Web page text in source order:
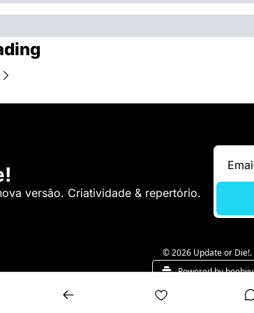
versão. Criatividade & repertório.
© 2026 Update or Die!.
Powered by beehiiv